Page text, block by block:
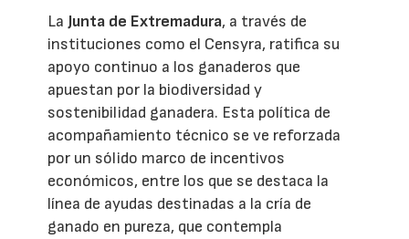
La Junta de Extremadura, a través de
instituciones como el Censyra, ratifica su
apoyo continuo a los ganaderos que
apuestan por la biodiversidad y
sostenibilidad ganadera. Esta política de
acompañamiento técnico se ve reforzada
por un sólido marco de incentivos
económicos, entre los que se destaca la
línea de ayudas destinadas a la cría de
ganado en pureza, que contempla